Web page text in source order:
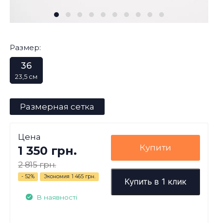
Размер:
36
23,5 см
Размерная сетка
Цена
1 350 грн.
2 815 грн.
- 52% Экономия 1 465 грн.
В наявності
Купити
Купить в 1 клик